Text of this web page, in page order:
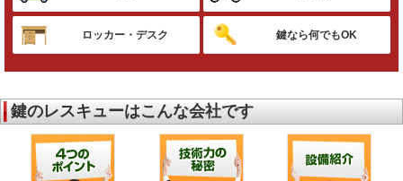
ロッカー・デスク 鍵なら何でもOK
鍵のレスキューはこんな会社です